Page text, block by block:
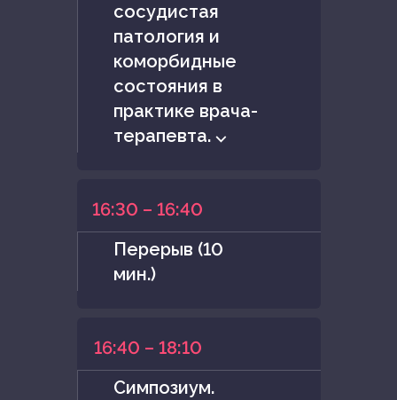
сосудистая
патология и
коморбидные
состояния в
практике врача-
терапевта. ⌵
16:30 – 16:40
Перерыв (10
мин.)
16:40 – 18:10
Симпозиум.